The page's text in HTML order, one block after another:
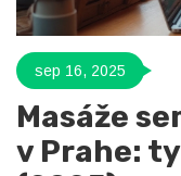
sep 16, 2025
Masáže
v Prahe: